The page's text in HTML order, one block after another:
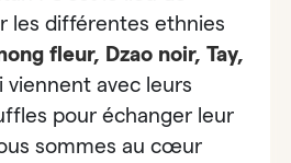
les différentes ethnies
fleur, Dzao noir, Tay,
viennent avec leurs
pour échanger leur
sommes au cœur